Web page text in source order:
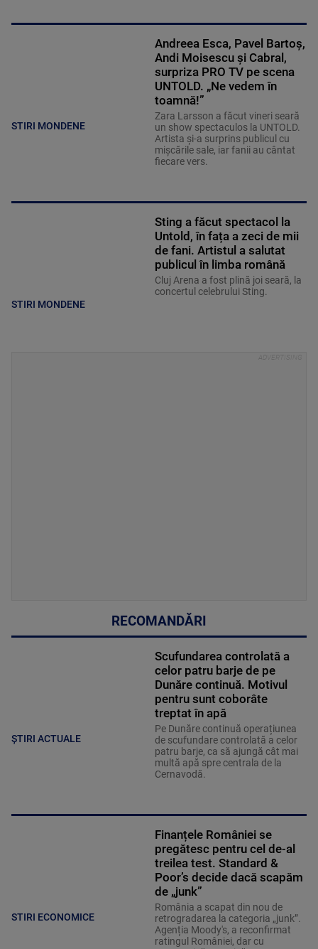
STIRI MONDENE
Andreea Esca, Pavel Bartoș,
Andi Moisescu și Cabral,
surpriza PRO TV pe scena
UNTOLD. „Ne vedem în
toamnă!”
Zara Larsson a făcut vineri seară
un show spectaculos la UNTOLD.
Artista și-a surprins publicul cu
mișcările sale, iar fanii au cântat
fiecare vers.
STIRI MONDENE
Sting a făcut spectacol la
Untold, în fața a zeci de mii
de fani. Artistul a salutat
publicul în limba română
Cluj Arena a fost plină joi seară, la
concertul celebrului Sting.
RECOMANDĂRI
ȘTIRI ACTUALE
Scufundarea controlată a
celor patru barje de pe
Dunăre continuă. Motivul
pentru sunt coborâte
treptat în apă
Pe Dunăre continuă operațiunea
de scufundare controlată a celor
patru barje, ca să ajungă cât mai
multă apă spre centrala de la
Cernavodă.
STIRI ECONOMICE
Finanțele României se
pregătesc pentru cel de-al
treilea test. Standard &
Poor’s decide dacă scapăm
de „junk”
România a scapat din nou de
retrogradarea la categoria „junk”.
Agenția Moody's, a reconfirmat
ratingul României, dar cu